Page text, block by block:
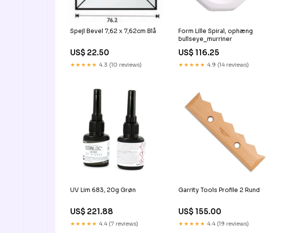
Spejl Bevel 7,62 x 7,62cm Blå
US$ 22.50
★★★★★ 4.3 (10 reviews)
Form Lille Spiral, ophæng
bullseye_murriner
US$ 116.25
★★★★★ 4.9 (14 reviews)
UV Lim 683, 20g Grøn
US$ 221.88
★★★★★ 4.4 (7 reviews)
Garrity Tools Profile 2 Rund
US$ 155.00
★★★★★ 4.4 (19 reviews)